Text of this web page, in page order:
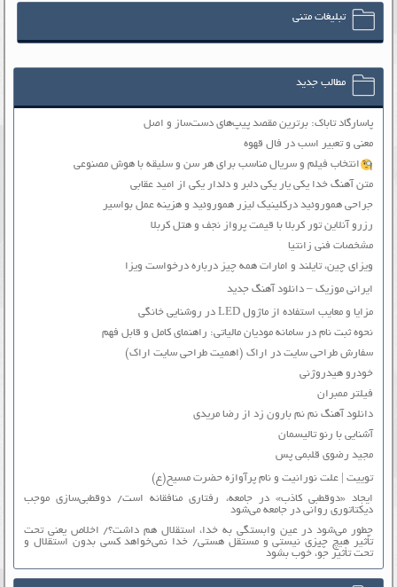
تبلیغات متنی
مطالب جدید
پاسارگاد تاباک: برترین مقصد پیپ‌های دست‌ساز و اصل
معنی و تعبیر اسب در فال قهوه
انتخاب فیلم و سریال مناسب برای هر سن و سلیقه با هوش مصنوعی
متن آهنگ خدا یکی یار یکی دلبر و دلدار یکی از امید عقابی
جراحی هموروئید درکلینیک لیزر هموروئید و هزینه عمل بواسیر
رزرو آنلاین تور کربلا با قیمت پرواز نجف و هتل کربلا
مشخصات فنی زانتیا
ویزای چین، تایلند و امارات همه چیز درباره درخواست ویزا
ایرانی موزیک – دانلود آهنگ جدید
مزایا و معایب استفاده از ماژول LED در روشنایی خانگی
نحوه ثبت نام در سامانه مودیان مالیاتی: راهنمای کامل و قابل فهم
سفارش طراحی سایت در اراک (اهمیت طراحی سایت اراک)
خودرو هیدروژنی
فیلتر ممبران
دانلود آهنگ نم نم بارون زد از رضا مریدی
آشنایی با رنو تالیسمان
مجید رضوی قلبمی پس
توییت | علت نورانیت و نام پرآوازه حضرت مسیح(ع)
ایجاد «دوقطبی کاذب» در جامعه، رفتاری منافقانه است/ دوقطبی‌سازی موجب
دیکتاتوری روانی در جامعه می‌شود
چطور می‌شود در عین وابستگی به خدا، استقلال هم داشت؟/ اخلاص یعنی تحت
تأثیر هیچ چیزی نیستی و مستقل هستی/ خدا نمی‌خواهد کسی بدون استقلال و
تحت تأثیر جوّ، خوب بشود